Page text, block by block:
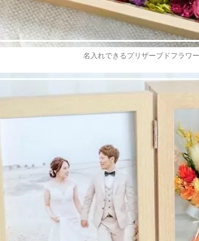
名入れできるプリザーブドフラワ